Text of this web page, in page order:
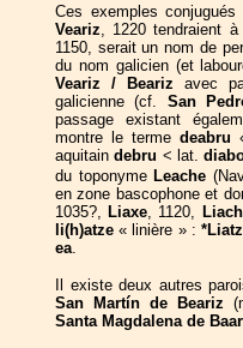
Ces exemples
Veariz , 1220 tendraient
1150, serait un nom de
du nom galicien (et
Veariz / Beariz avec
galicienne (cf. San
passage existant
montre le termedeabru
aquitaindebru < lat.
du toponyme Leache
en zone bascophone et
1035?, Liaxe, 1120, Liach
li(h)atze « linière » :
ea.
Il existe deux autres
San Martín de Beariz
Santa Magdalena de